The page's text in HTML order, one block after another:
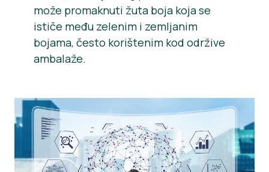
može promaknuti žuta boja koja se
ističe među zelenim i zemljanim
bojama, često korištenim kod održive
ambalaže.